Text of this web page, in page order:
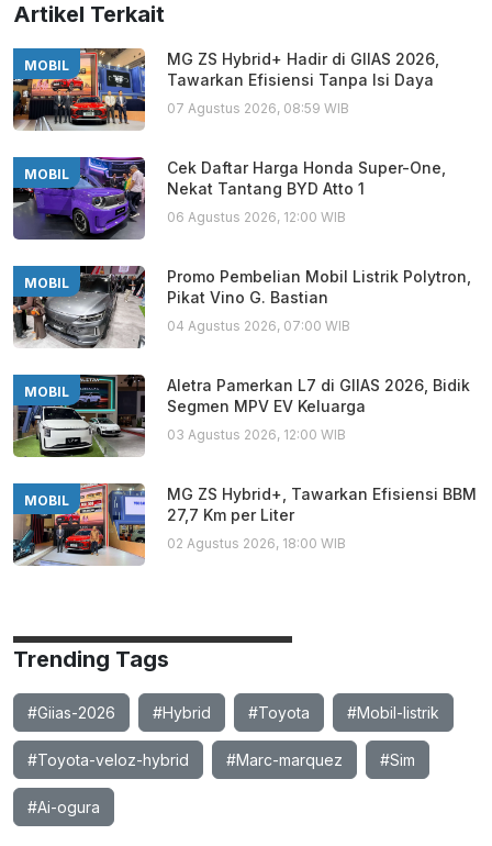
Artikel Terkait
MOBIL
MG ZS Hybrid+ Hadir di GIIAS 2026,
Tawarkan Efisiensi Tanpa Isi Daya
07 Agustus 2026, 08:59 WIB
MOBIL
Cek Daftar Harga Honda Super-One,
Nekat Tantang BYD Atto 1
06 Agustus 2026, 12:00 WIB
MOBIL
Promo Pembelian Mobil Listrik Polytron,
Pikat Vino G. Bastian
04 Agustus 2026, 07:00 WIB
MOBIL
Aletra Pamerkan L7 di GIIAS 2026, Bidik
Segmen MPV EV Keluarga
03 Agustus 2026, 12:00 WIB
MOBIL
MG ZS Hybrid+, Tawarkan Efisiensi BBM
27,7 Km per Liter
02 Agustus 2026, 18:00 WIB
Trending Tags
#Giias-2026 #Hybrid #Toyota #Mobil-listrik
#Toyota-veloz-hybrid #Marc-marquez #Sim
#Ai-ogura